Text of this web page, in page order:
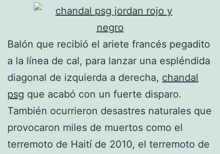
Balón que recibió el ariete francés pegadito
a la línea de cal, para lanzar una espléndida
diagonal de izquierda a derecha, chandal
psg que acabó con un fuerte disparo.
También ocurrieron desastres naturales que
provocaron miles de muertos como el
terremoto de Haití de 2010, el terremoto de